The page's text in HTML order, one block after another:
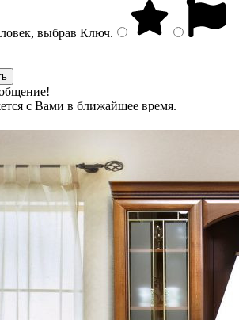
выбрав Ключ.
с Вами в ближайшее время.